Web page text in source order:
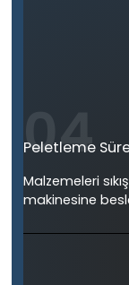
04
Peletleme
Malzemeleri
makinesine